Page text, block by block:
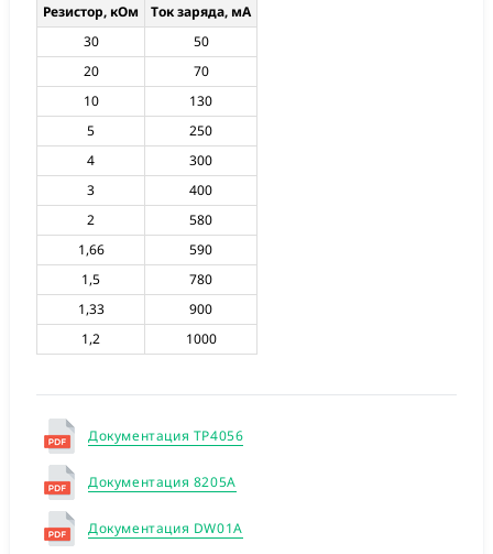
Резистор, кОм
Ток заряда, мА
30
50
20
70
10
130
5
250
4
300
3
400
2
580
1,66
590
1,5
780
1,33
900
1,2
1000
Документация TP4056
Документация 8205A
Документация DW01A